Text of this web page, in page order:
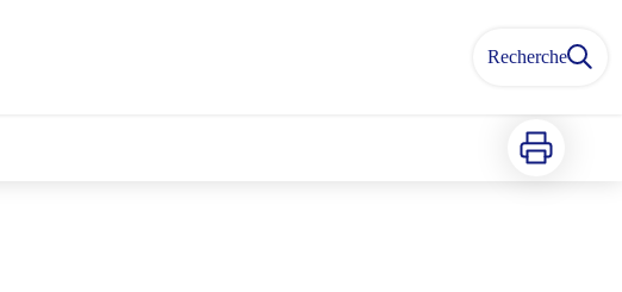
Recherche
Imprimer